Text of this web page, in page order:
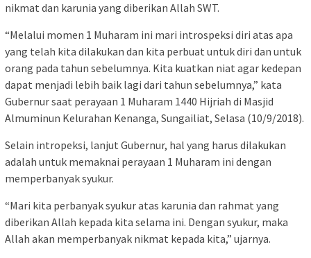
nikmat dan karunia yang diberikan Allah SWT.
“Melalui momen 1 Muharam ini mari introspeksi diri atas apa
yang telah kita dilakukan dan kita perbuat untuk diri dan untuk
orang pada tahun sebelumnya. Kita kuatkan niat agar kedepan
dapat menjadi lebih baik lagi dari tahun sebelumnya,” kata
Gubernur saat perayaan 1 Muharam 1440 Hijriah di Masjid
Almuminun Kelurahan Kenanga, Sungailiat, Selasa (10/9/2018).
Selain intropeksi, lanjut Gubernur, hal yang harus dilakukan
adalah untuk memaknai perayaan 1 Muharam ini dengan
memperbanyak syukur.
“Mari kita perbanyak syukur atas karunia dan rahmat yang
diberikan Allah kepada kita selama ini. Dengan syukur, maka
Allah akan memperbanyak nikmat kepada kita,” ujarnya.